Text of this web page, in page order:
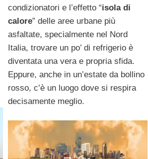
condizionatori e l’effetto “isola di
calore” delle aree urbane più
asfaltate, specialmente nel Nord
Italia, trovare un po’ di refrigerio è
diventata una vera e propria sfida.
Eppure, anche in un’estate da bollino
rosso, c’è un luogo dove si respira
decisamente meglio.